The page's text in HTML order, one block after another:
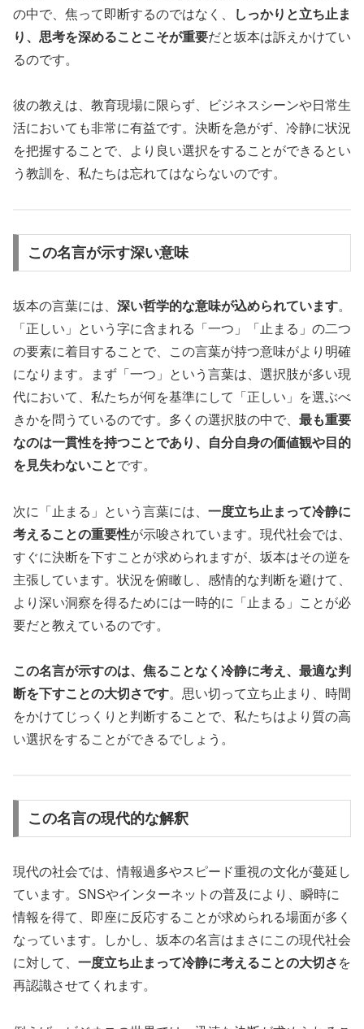
の中で、焦って即断するのではなく、
しっかりと立ち止ま
り、思考を深めることこそが重要だと坂本は訴えかけてい
るのです。
彼の教えは、教育現場に限らず、ビジネスシーンや日常生
活においても非常に有益です。決断を急がず、冷静に状況
を把握することで、より良い選択をすることができるとい
う教訓を、私たちは忘れてはならないのです。
この名言が示す深い意味
坂本の言葉には、 深い哲学的な意味が込められています。
「正しい」という字に含まれる「一つ」「止まる」の二つ
の要素に着目することで、この言葉が持つ意味がより明確
になります。まず「一つ」という言葉は、選択肢が多い現
代において、私たちが何を基準にして「正しい」を選ぶべ
きかを問うているのです。多くの選択肢の中で、 最も重要
なのは一貫性を持つことであり、自分自身の価値観や目的
を見失わないことです。
次に「止まる」という言葉には、 一度立ち止まって冷静に
考えることの重要性が示唆されています。現代社会では、
すぐに決断を下すことが求められますが、坂本はその逆を
主張しています。状況を俯瞰し、感情的な判断を避けて、
より深い洞察を得るためには一時的に「止まる」ことが必
要だと教えているのです。
この名言が示すのは、焦ることなく冷静に考え、最適な判
断を下すことの大切さです。思い切って立ち止まり、時間
をかけてじっくりと判断することで、私たちはより質の高
い選択をすることができるでしょう。
この名言の現代的な解釈
現代の社会では、情報過多やスピード重視の文化が蔓延し
ています。SNSやインターネットの普及により、瞬時に
情報を得て、即座に反応することが求められる場面が多く
なっています。しかし、坂本の名言はまさにこの現代社会
に対して、 一度立ち止まって冷静に考えることの大切さ を
再認識させてくれます。